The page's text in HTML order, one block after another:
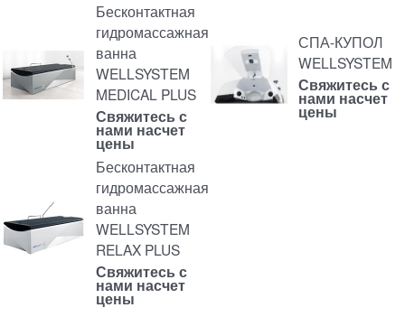
Бесконтактная
гидромассажная
ванна
WELLSYSTEM
MEDICAL PLUS
Свяжитесь с
нами насчет
цены
СПА-КУПОЛ
WELLSYSTEM
Свяжитесь с
нами насчет
цены
Бесконтактная
гидромассажная
ванна
WELLSYSTEM
RELAX PLUS
Свяжитесь с
нами насчет
цены